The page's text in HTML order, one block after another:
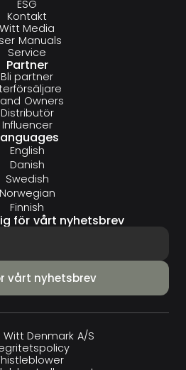
ESG
Kontakt
Witt Media
Manuals
Service
Partner
Bli partner
Owners
Distributör
Influencer
English
Danish
Swedish
Norwegian
Finnish
för vårt nyhetsbrev
Witt Denmark A/S